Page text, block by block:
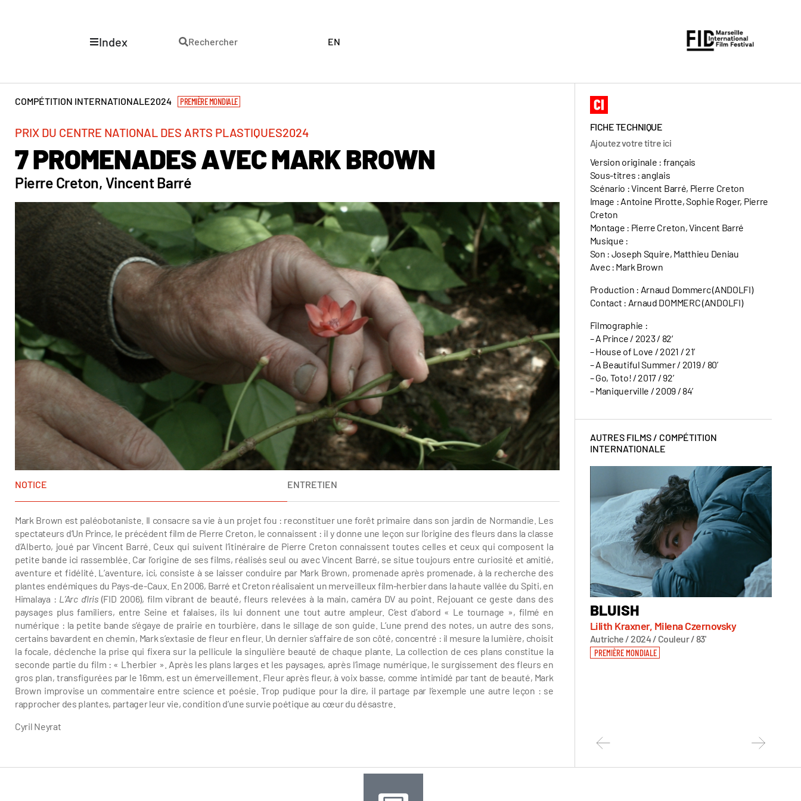
Rechercher EN
Index
COMPÉTITION INTERNATIONALE2024 PREMIÈRE MONDIALE
PRIX DU CENTRE NATIONAL DES ARTS PLASTIQUES2024
7 PROMENADES AVEC MARK BROWN
Pierre Creton, Vincent Barré
NOTICE ENTRETIEN
Mark Brown est paléobotaniste. Il consacre sa vie à un projet fou : reconstituer une forêt primaire dans son jardin de Normandie. Les
spectateurs d’Un Prince, le précédent film de Pierre Creton, le connaissent : il y donne une leçon sur l’origine des fleurs dans la classe
d’Alberto, joué par Vincent Barré. Ceux qui suivent l’itinéraire de Pierre Creton connaissent toutes celles et ceux qui composent la
petite bande ici rassemblée. Car l’origine de ses films, réalisés seul ou avec Vincent Barré, se situe toujours entre curiosité et amitié,
aventure et fidélité. L’aventure, ici, consiste à se laisser conduire par Mark Brown, promenade après promenade, à la recherche des
plantes endémiques du Pays-de-Caux. En 2006, Barré et Creton réalisaient un merveilleux film-herbier dans la haute vallée du Spiti, en
Himalaya : L’Arc d’Iris(FID 2006), film vibrant de beauté, fleurs relevées à la main, caméra DV au point. Rejouant ce geste dans des
paysages plus familiers, entre Seine et falaises, ils lui donnent une tout autre ampleur. C’est d’abord « Le tournage », filmé en
numérique : la petite bande s’égaye de prairie en tourbière, dans le sillage de son guide. L’une prend des notes, un autre des sons,
certains bavardent en chemin, Mark s’extasie de fleur en fleur. Un dernier s’affaire de son côté, concentré : il mesure la lumière, choisit
la focale, déclenche la prise qui fixera sur la pellicule la singulière beauté de chaque plante. La collection de ces plans constitue la
seconde partie du film : « L’herbier ». Après les plans larges et les paysages, après l’image numérique, le surgissement des fleurs en
gros plan, transfigurées par le 16mm, est un émerveillement. Fleur après fleur, à voix basse, comme intimidé par tant de beauté, Mark
Brown improvise un commentaire entre science et poésie. Trop pudique pour la dire, il partage par l’exemple une autre leçon : se
rapprocher des plantes, partager leur vie, condition d’une survie poétique au cœur du désastre.
Cyril Neyrat
FICHE TECHNIQUE
Ajoutez votre titre ici
Version originale : français
Sous-titres : anglais
Scénario : Vincent Barré, Pierre Creton
Image : Antoine Pirotte, Sophie Roger, Pierre
Creton
Montage : Pierre Creton, Vincent Barré
Musique :
Son : Joseph Squire, Matthieu Deniau
Avec : Mark Brown
Production : Arnaud Dommerc (ANDOLFI)
Contact : Arnaud DOMMERC (ANDOLFI)
Filmographie :
– A Prince / 2023 / 82′
– House of Love / 2021 / 21’
– A Beautiful Summer / 2019 / 80’
– Go, Toto! / 2017 / 92’
– Maniquerville / 2009 / 84’
AUTRES FILMS / COMPÉTITION
INTERNATIONALE
BLUISH
Lilith Kraxner, Milena Czernovsky
Autriche / 2024 / Couleur / 83'
PREMIÈRE MONDIALE